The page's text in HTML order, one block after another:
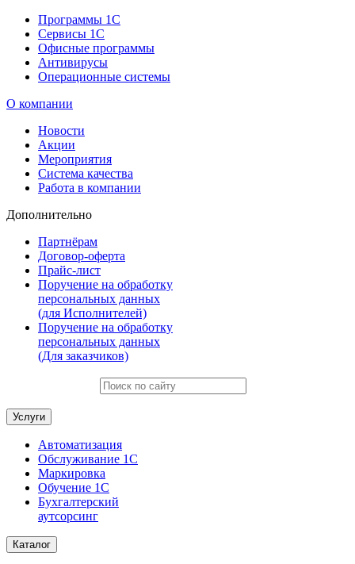
Программы 1С
Сервисы 1С
Офисные программы
Антивирусы
Операционные системы
О компании
Новости
Акции
Мероприятия
Система качества
Работа в компании
Дополнительно
Партнёрам
Договор-оферта
Прайс-лист
Поручение на обработку
персональных данных
(для Исполнителей)
Поручение на обработку
персональных данных
(Для заказчиков)
Услуги
Автоматизация
Обслуживание 1С
Маркировка
Обучение 1С
Бухгалтерский
аутсорсинг
Каталог